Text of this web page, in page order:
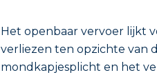
Het openbaar vervoer lijkt
verliezen ten opzichte van
mondkapjesplicht en het